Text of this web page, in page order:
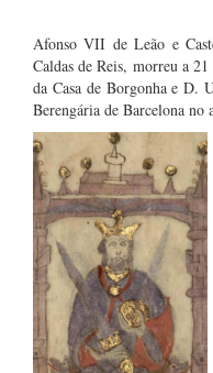
Afonso VII de Leão e
Caldas de Reis, morreu a
da Casa de Borgonha e D.
Berengária de Barcelona no